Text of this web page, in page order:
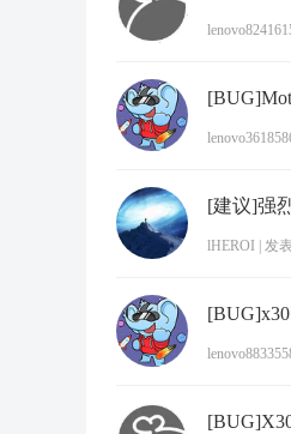
[建议]强
lHEROI 发